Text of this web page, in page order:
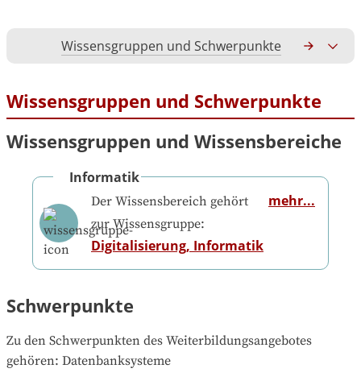
Wissensgruppen und Schwerpunkte
Wissensgruppen und Schwerpunkte
Wissensgruppen und Wissensbereiche
Informatik
Der Wissensbereich gehört
zur Wissensgruppe:
Digitalisierung, Informatik
mehr...
Schwerpunkte
Zu den Schwerpunkten des Weiterbildungsangebotes
gehören: Datenbanksysteme